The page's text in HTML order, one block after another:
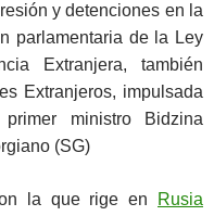
y detenciones en la
parlamentaria de la Ley
Extranjera, también
Extranjeros, impulsada
ministro Bidzina
(SG)
la que rige en
Rusia